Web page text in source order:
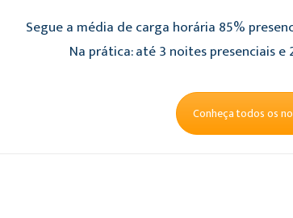
Segue a média de carga horária 85%
Na prática: até 3 noites presenciais e
Conheça todos os